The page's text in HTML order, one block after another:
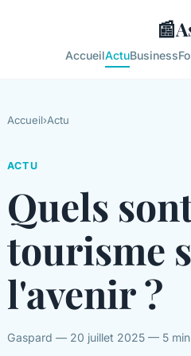
📰
AccueilActuBusiness
Accueil›Actu
ACTU
Quels
tourisme
l'avenir ?
Gaspard — 20 juillet 2025 — 5